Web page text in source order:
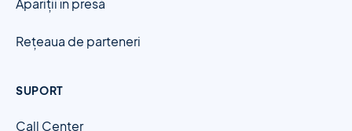
Apariții în presă
Rețeaua de parteneri
SUPORT
Call Center